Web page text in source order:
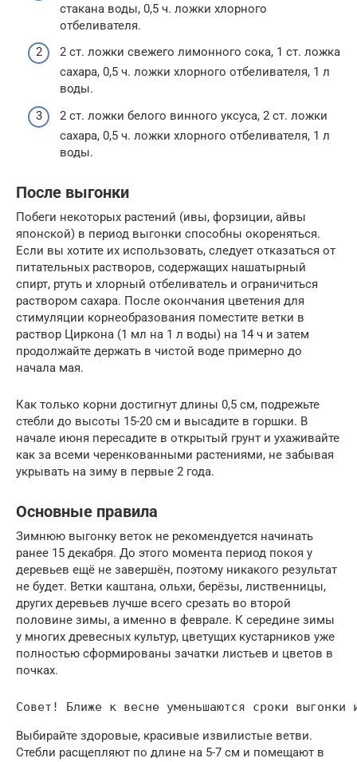
стакана воды, 0,5 ч. ложки хлорного
отбеливателя.
2 ст. ложки свежего лимонного сока, 1 ст. ложка
сахара, 0,5 ч. ложки хлорного отбеливателя, 1 л
воды.
2 ст. ложки белого винного уксуса, 2 ст. ложки
сахара, 0,5 ч. ложки хлорного отбеливателя, 1 л
воды.
После выгонки
Побеги некоторых растений (ивы, форзиции, айвы
японской) в период выгонки способны окореняться.
Если вы хотите их использовать, следует отказаться от
питательных растворов, содержащих нашатырный
спирт, ртуть и хлорный отбеливатель и ограничиться
раствором сахара. После окончания цветения для
стимуляции корнеобразования поместите ветки в
раствор Циркона (1 мл на 1 л воды) на 14 ч и затем
продолжайте держать в чистой воде примерно до
начала мая.
Как только корни достигнут длины 0,5 см, подрежьте
стебли до высоты 15-20 см и высадите в горшки. В
начале июня пересадите в открытый грунт и ухаживайте
как за всеми черенкованными растениями, не забывая
укрывать на зиму в первые 2 года.
Основные правила
Зимнюю выгонку веток не рекомендуется начинать
ранее 15 декабря. До этого момента период покоя у
деревьев ещё не завершён, поэтому никакого результат
не будет. Ветки каштана, ольхи, берёзы, лиственницы,
других деревьев лучше всего срезать во второй
половине зимы, а именно в феврале. К середине зимы
у многих древесных культур, цветущих кустарников уже
полностью сформированы зачатки листьев и цветов в
почках.
Совет! Ближе к весне уменьшаются сроки
Выбирайте здоровые, красивые извилистые ветви.
Стебли расщепляют по длине на 5-7 см и помещают в